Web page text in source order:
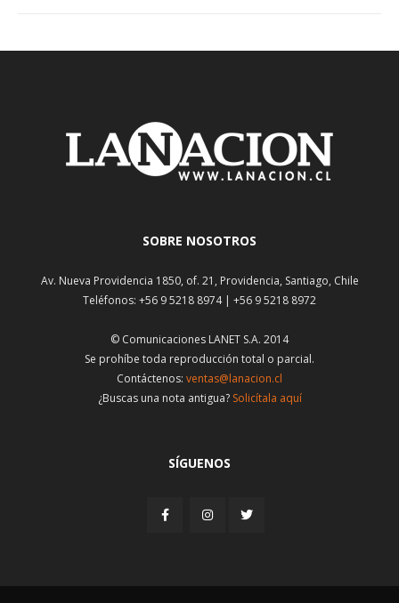
SOBRE NOSOTROS
Av. Nueva Providencia 1850, of. 21, Providencia, Santiago, Chile
Teléfonos: +56 9 5218 8974 | +56 9 5218 8972
© Comunicaciones LANET S.A. 2014
Se prohíbe toda reproducción total o parcial.
Contáctenos: ventas@lanacion.cl
¿Buscas una nota antigua? Solicítala aquí
SÍGUENOS